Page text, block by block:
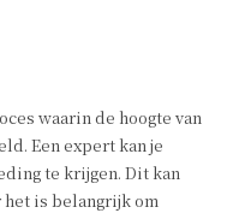
waarin de hoogte van
Een expert kan je
te krijgen. Dit kan
het is belangrijk om